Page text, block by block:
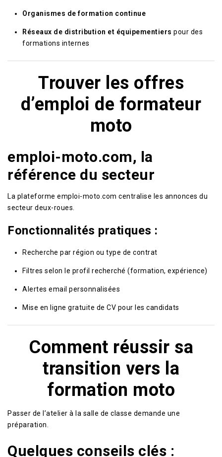
Organismes de formation continue
Réseaux de distribution et équipementiers pour des
formations internes
Trouver les offres
d’emploi de formateur
moto
emploi-moto.com, la
référence du secteur
La plateforme emploi-moto.com centralise les annonces du
secteur deux-roues.
Fonctionnalités pratiques :
Recherche par région ou type de contrat
Filtres selon le profil recherché (formation, expérience)
Alertes email personnalisées
Mise en ligne gratuite de CV pour les candidats
Comment réussir sa
transition vers la
formation moto
Passer de l’atelier à la salle de classe demande une
préparation.
Quelques conseils clés :